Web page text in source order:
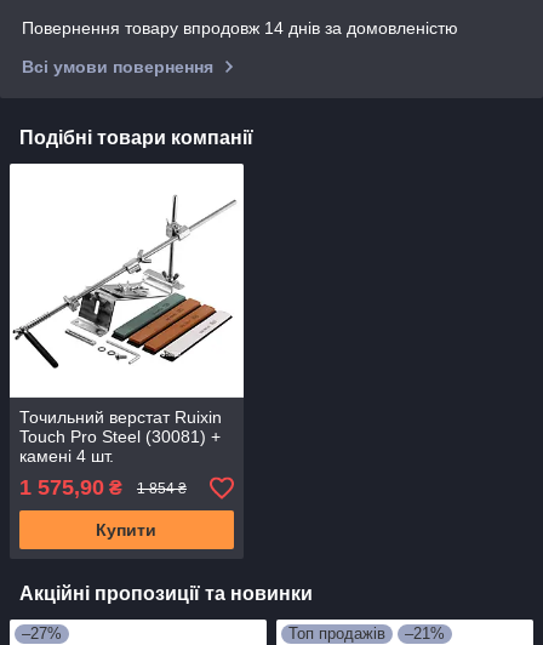
Повернення товару впродовж 14 днів за домовленістю
Всі умови повернення
Подібні товари компанії
Точильний верстат Ruixin
Touch Pro Steel (30081) +
камені 4 шт.
1 575,90 ₴ 1 854 ₴
Купити
Акційні пропозиції та новинки
–27% Топ продажів –21%